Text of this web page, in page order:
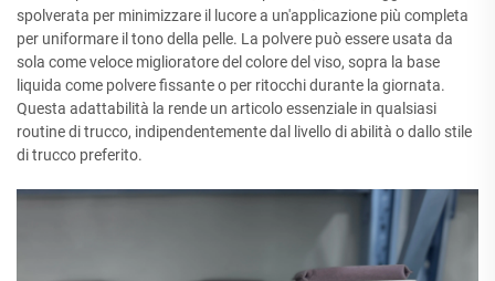
spolverata per minimizzare il lucore a un'applicazione più completa
per uniformare il tono della pelle. La polvere può essere usata da
sola come veloce miglioratore del colore del viso, sopra la base
liquida come polvere fissante o per ritocchi durante la giornata.
Questa adattabilità la rende un articolo essenziale in qualsiasi
routine di trucco, indipendentemente dal livello di abilità o dallo stile
di trucco preferito.